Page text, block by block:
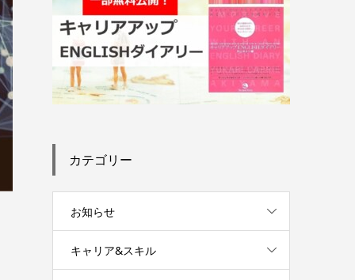
カテゴリー
お知らせ
キャリア&スキル